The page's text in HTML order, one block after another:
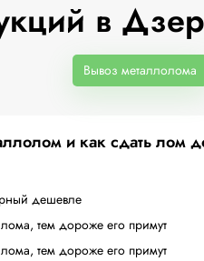
в
Вывоз металлолома
и как сдать лом
дешевле
тем дороже его примут
тем дороже его примут